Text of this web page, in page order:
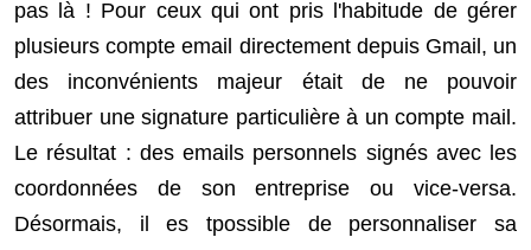
pas là ! Pour ceux qui ont pris l'habitude de gérer
plusieurs compte email directement depuis Gmail, un
des inconvénients majeur était de ne pouvoir
attribuer une signature particulière à un compte mail.
Le résultat : des emails personnels signés avec les
coordonnées de son entreprise ou vice-versa.
Désormais, il es tpossible de personnaliser sa